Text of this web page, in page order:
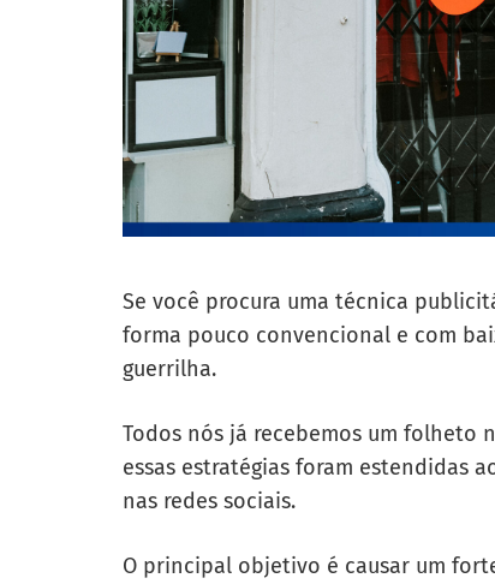
Se você procura uma técnica
forma pouco convencional e com
guerrilha.
Todos nós já recebemos um folheto
essas estratégias foram estendidas
nas redes sociais.
O principal objetivo é causar um